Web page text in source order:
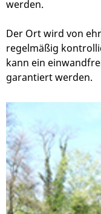
werden.
Der Ort wird von
regelmäßig
kann ein
garantiert werden.